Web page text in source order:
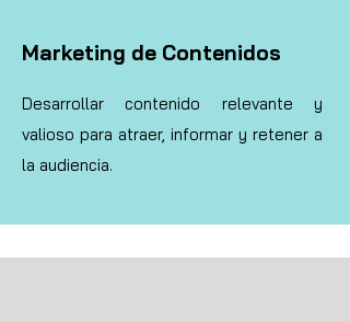
Marketing de Contenidos
Desarrollar contenido relevante y
valioso para atraer, informar y retener a
la audiencia.